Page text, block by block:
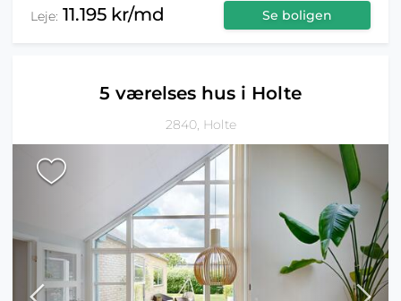
Leje: 11.195 kr/md Se boligen
5 værelses hus i Holte
2840, Holte